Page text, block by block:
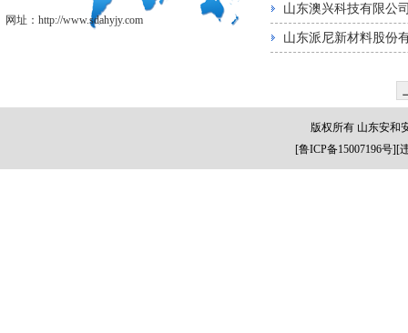
网址：http://www.sdahyjy.com
山东澳兴科技有限公
山东派尼新材料股份
版权所有 山东安和
[鲁ICP备15007196号][